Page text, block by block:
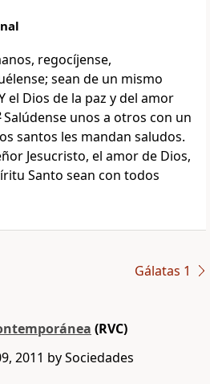
regocíjense,
sean de un mismo
el Dios de la paz y del amor
Salúdense unos a otros con un
santos les mandan saludos.
Jesucristo, el amor de Dios,
Santo sean con todos
Gálatas 1
(RVC)
2011 by Sociedades